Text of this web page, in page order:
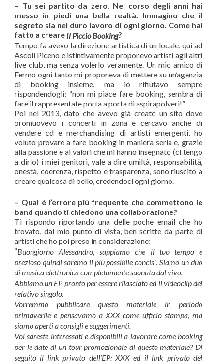
– Tu sei partito da zero. Nel corso degli anni hai
messo in piedi una bella realtà. Immagino che il
segreto sia nel duro lavoro di ogni giorno. Come hai
fatto a creare Il Piccio Booking?
Tempo fa avevo la direzione artistica di un locale, qui ad
Ascoli Piceno e istintivamente proponevo artisti agli altri
live club, ma senza volerlo veramente. Un mio amico di
Fermo ogni tanto mi proponeva di mettere su un’agenzia
di booking insieme, ma io rifiutavo sempre
rispondendogli: “non mi piace fare booking, sembra di
fare il rappresentate porta a porta di aspirapolveri!”
Poi nel 2013, dato che avevo già creato un sito dove
promuovevo i concerti in zona e cercavo anche di
vendere cd e merchandising di artisti emergenti, ho
voluto provare a fare booking in maniera seria e, grazie
alla passione e ai valori che mi hanno insegnato (ci tengo
a dirlo) i miei genitori, vale a dire umiltà, responsabilità,
onestà, coerenza, rispetto e trasparenza, sono riuscito a
creare qualcosa di bello, credendoci ogni giorno.
– Qual è l’errore più frequente che commettono le
band quando ti chiedono una collaborazione?
Ti rispondo riportando una delle poche email che ho
trovato, dal mio punto di vista, ben scritte da parte di
artisti che ho poi preso in considerazione:
“Buongiorno Alessandro, sappiamo che il tuo tempo è
prezioso quindi saremo il più possibile concisi. Siamo un duo
di musica elettronica completamente suonata dal vivo.
Abbiamo un EP pronto per essere rilasciato ed il videoclip del
relativo singolo.
Vorremmo pubblicare questo materiale in periodo
primaverile e pensavamo a XXX come ufficio stampa, ma
siamo aperti a consigli e suggerimenti.
Voi sareste interessati e disponibili a lavorare come booking
per le date di un tour promozionale di questo materiale? Di
seguito il link privato dell’EP: XXX ed il link privato del